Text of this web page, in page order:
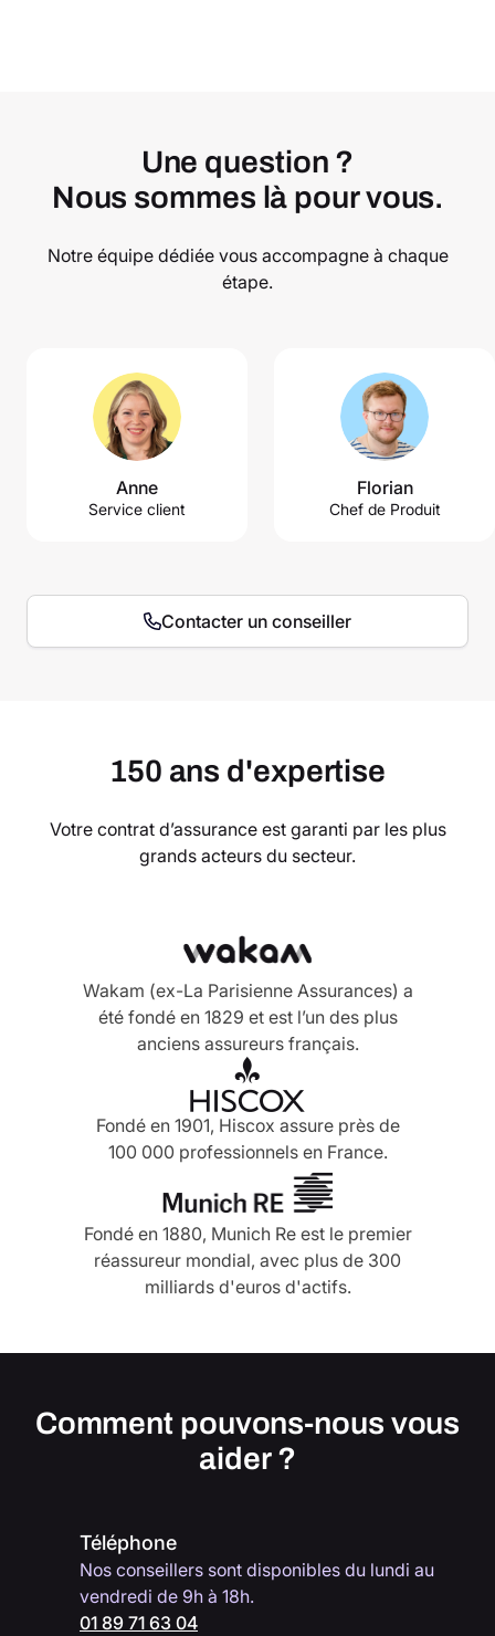
Une question ?
Nous sommes là pour vous.
Notre équipe dédiée vous accompagne à chaque
étape.
Anne
Service client
Florian
Chef de Produit
Contacter un conseiller
150 ans d'expertise
Votre contrat d’assurance est garanti par les plus
grands acteurs du secteur.
Wakam (ex-La Parisienne Assurances) a
été fondé en 1829 et est l’un des plus
anciens assureurs français.
Fondé en 1901, Hiscox assure près de
100 000 professionnels en France.
Fondé en 1880, Munich Re est le premier
réassureur mondial, avec plus de 300
milliards d'euros d'actifs.
Comment pouvons-nous vous
aider ?
Téléphone
Nos conseillers sont disponibles du lundi au
vendredi de 9h à 18h.
01 89 71 63 04